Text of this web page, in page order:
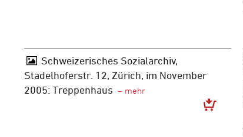
Schweizerisches Sozialarchiv,
Stadelhoferstr. 12, Zürich, im November
2005: Treppenhaus